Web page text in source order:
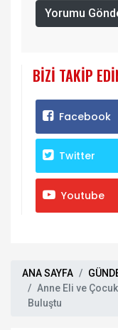
Yorumu
BIZI TAKIP
Facebook
Twitter
Youtube
ANA SAYFA
Anne Eli ve
Buluştu